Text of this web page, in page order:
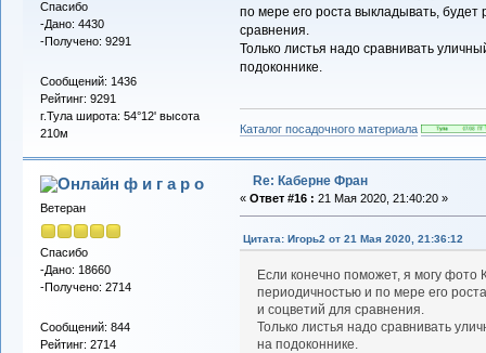
Спасибо
-Дано: 4430
-Получено: 9291
Сообщений: 1436
Рейтинг: 9291
г.Тула широта: 54°12' высота
210м
по мере его роста выкладывать,
сравнения.
Только листья надо сравнивать
подоконнике.
Каталог посадочного материала
ф и г а р о
Ветеран
Спасибо
-Дано: 18660
-Получено: 2714
Сообщений: 844
Рейтинг: 2714
Re: Каберне Фран
« Ответ #16 : 21 Мая 2020, 21:40:20 »
Цитата: Игорь2 от 21 Мая 2020, 21:36:12
Если конечно поможет, я могу
периодичностью и по мере его
и соцветий для сравнения.
Только листья надо сравнивать
на подоконнике.